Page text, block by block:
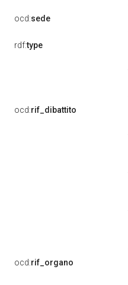
ocd:sede
rdf:type
ocd:rif_dibattito
ocd:rif_organo